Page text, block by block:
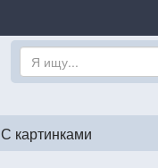
С картинками